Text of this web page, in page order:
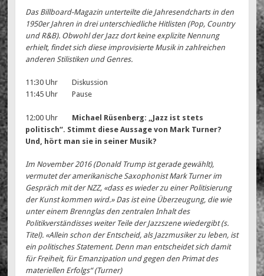
Das Billboard-Magazin unterteilte die Jahresendcharts in den
1950er Jahren in drei unterschiedliche Hitlisten (Pop, Country
und R&B). Obwohl der Jazz dort keine explizite Nennung
erhielt, findet sich diese improvisierte Musik in zahlreichen
anderen Stilistiken und Genres.
11:30 Uhr Diskussion
11:45 Uhr Pause
12:00 Uhr Michael Rüsenberg: „Jazz ist stets
politisch“. Stimmt diese Aussage von Mark Turner?
Und, hört man sie in seiner Musik?
Im November 2016 (Donald Trump ist gerade gewählt),
vermutet der amerikanische Saxophonist Mark Turner im
Gespräch mit der NZZ, «dass es wieder zu einer Politisierung
der Kunst kommen wird.» Das ist eine Überzeugung, die wie
unter einem Brennglas den zentralen Inhalt des
Politikverständisses weiter Teile der Jazzszene wiedergibt (s.
Titel). «Allein schon der Entscheid, als Jazzmusiker zu leben, ist
ein politisches Statement. Denn man entscheidet sich damit
für Freiheit, für Emanzipation und gegen den Primat des
materiellen Erfolgs“ (Turner)